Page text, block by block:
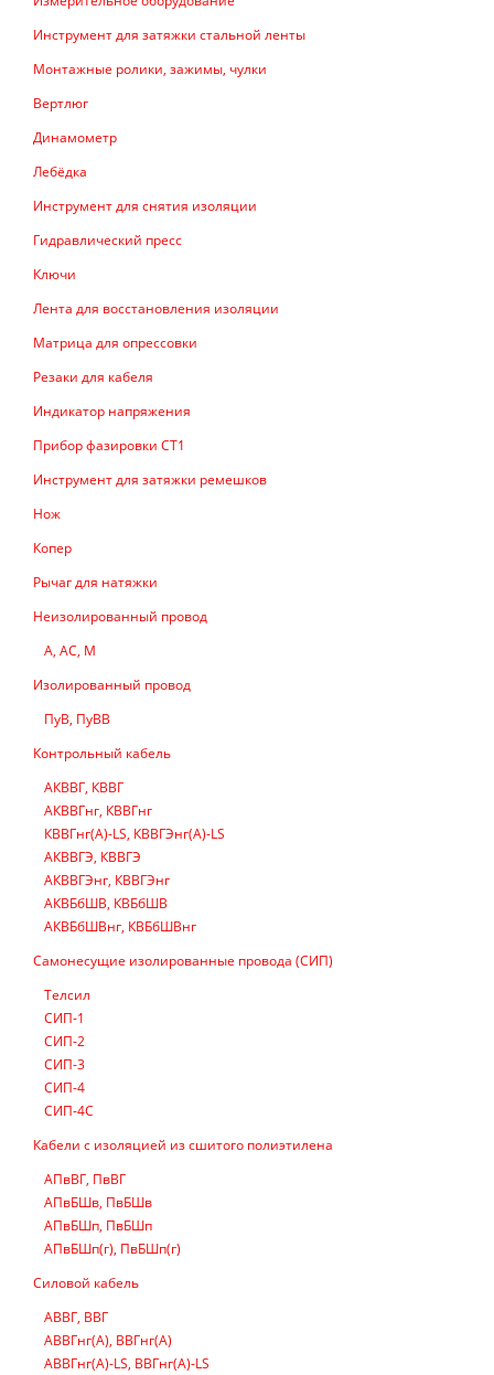
Инструмент для затяжки стальной ленты
Монтажные ролики, зажимы, чулки
Вертлюг
Динамометр
Лебёдка
Инструмент для снятия изоляции
Гидравлический пресс
Ключи
Лента для восстановления изоляции
Матрица для опрессовки
Резаки для кабеля
Индикатор напряжения
Прибор фазировки СТ1
Инструмент для затяжки ремешков
Нож
Копер
Рычаг для натяжки
Неизолированный провод
А, АС, М
Изолированный провод
ПуВ, ПуВВ
Контрольный кабель
АКВВГ, КВВГ
АКВВГнг, КВВГнг
КВВГнг(А)-LS, КВВГЭнг(А)-LS
АКВВГЭ, КВВГЭ
АКВВГЭнг, КВВГЭнг
АКВБбШВ, КВБбШВ
АКВБбШВнг, КВБбШВнг
Самонесущие изолированные провода (СИП)
Телсил
СИП-1
СИП-2
СИП-3
СИП-4
СИП-4С
Кабели с изоляцией из сшитого полиэтилена
АПвВГ, ПвВГ
АПвБШв, ПвБШв
АПвБШп, ПвБШп
АПвБШп(г), ПвБШп(г)
Силовой кабель
АВВГ, ВВГ
АВВГнг(А), ВВГнг(А)
АВВГнг(А)-LS, ВВГнг(А)-LS